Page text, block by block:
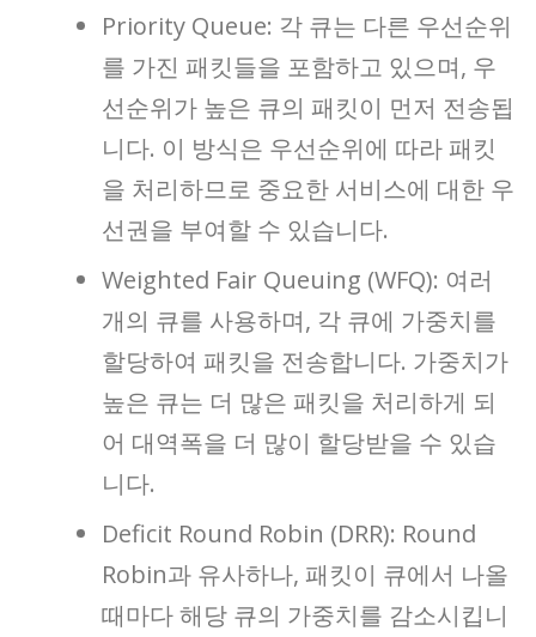
Priority Queue: 각 큐는 다른 우선순위
를 가진 패킷들을 포함하고 있으며, 우
선순위가 높은 큐의 패킷이 먼저 전송됩
니다. 이 방식은 우선순위에 따라 패킷
을 처리하므로 중요한 서비스에 대한 우
선권을 부여할 수 있습니다.
Weighted Fair Queuing (WFQ): 여러
개의 큐를 사용하며, 각 큐에 가중치를
할당하여 패킷을 전송합니다. 가중치가
높은 큐는 더 많은 패킷을 처리하게 되
어 대역폭을 더 많이 할당받을 수 있습
니다.
Deficit Round Robin (DRR): Round
Robin과 유사하나, 패킷이 큐에서 나올
때마다 해당 큐의 가중치를 감소시킵니